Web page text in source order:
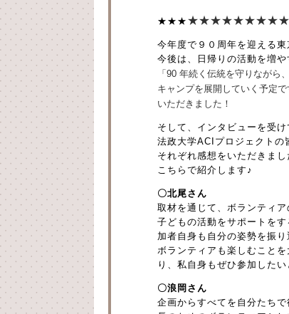
★★★ ★★★★★★★★★
今年度で９０周年を迎える東
今後は、日帰りの活動を増
「90 年続く伝統を守りながら
キャンプを展開していく予定
いただきました！
そして、インタビューを受け
法政大学ACIプロジェクトの
それぞれ感想をいただきまし
こちらで紹介します♪
〇北尾さん
取材を通じて、ボランティ
子どもの活動をサポートを
加者自身も自分の姿勢を振
ボランティアも楽しむこと
り、私自身もぜひ参加したい
〇浪岡さん
企画からすべてを自分たち